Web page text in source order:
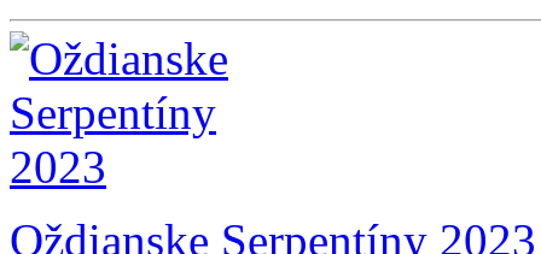
Oždianske Serpentíny 2023